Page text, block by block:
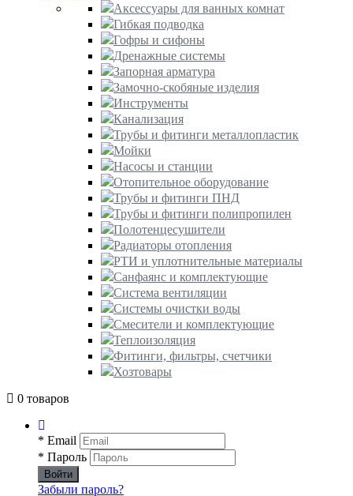
Аксессуары для ванных комнат
Гибкая подводка
Гофры и сифоны
Дренажные системы
Запорная арматура
Замочно-скобяные изделия
Инструменты
Канализация
Трубы и фитинги металлопластик
Мойки
Насосы и станции
Отопительное оборудование
Трубы и фитинги ПНД
Трубы и фитинги полипропилен
Полотенцесушители
Радиаторы отопления
РТИ и уплотнительные материалы
Санфаянс и комплектующие
Система вентиляции
Системы очистки воды
Смесители и комплектующие
Теплоизоляция
Фитинги, фильтры, счетчики
Хозтовары
0 товаров
* Email
* Пароль
Войти
Забыли пароль?